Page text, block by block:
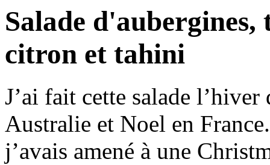
Salade d'aubergines,
citron et tahini
J’ai fait cette salade l’hiver
Australie et Noel en
j’avais amené à une